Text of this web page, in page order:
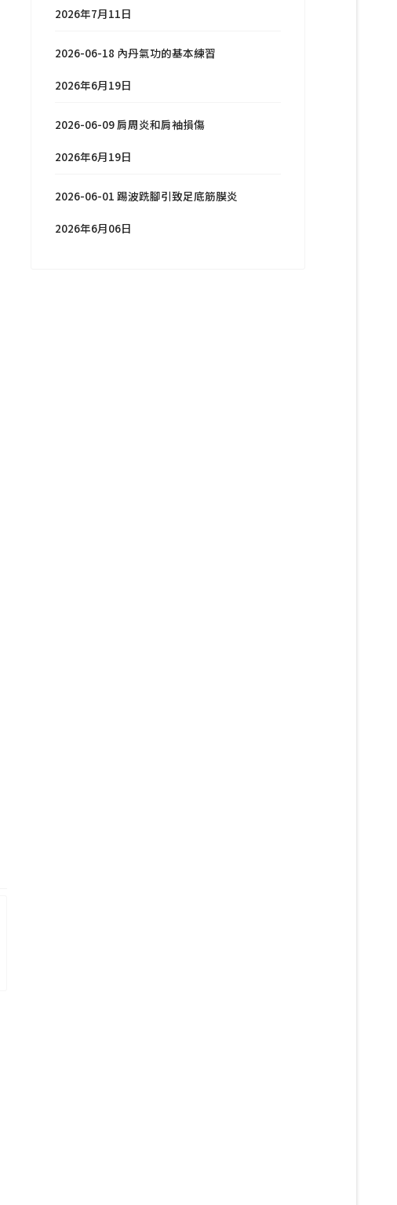
2026年7月11日
2026-06-18 內丹氣功的基本練習
2026年6月19日
2026-06-09 肩周炎和肩袖損傷
2026年6月19日
2026-06-01 踢波跣腳引致足底筋膜炎
2026年6月06日